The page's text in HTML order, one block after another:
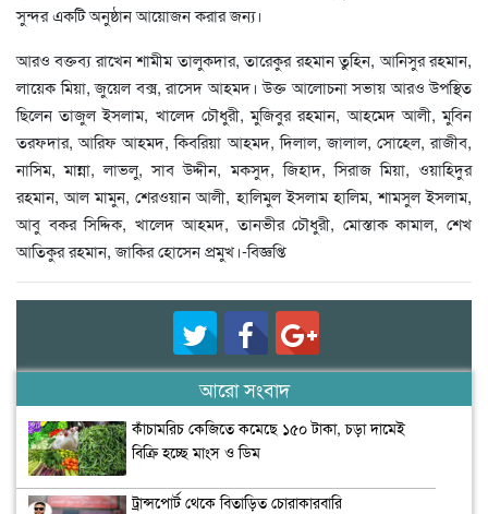
সুন্দর একটি অনুষ্ঠান আয়োজন করার জন্য।
আরও বক্তব্য রাখেন শামীম তালুকদার, তারেকুর রহমান তুহিন, আনিসুর রহমান,
লায়েক মিয়া, জুয়েল বক্স, রাসেদ আহমদ। উক্ত আলোচনা সভায় আরও উপস্থিত
ছিলেন তাজুল ইসলাম, খালেদ চৌধুরী, মুজিবুর রহমান, আহমেদ আলী, মুবিন
তরফদার, আরিফ আহমদ, কিবরিয়া আহমদ, দিলাল, জালাল, সোহেল, রাজীব,
নাসিম, মান্না, লাভলু, সাব উদ্দীন, মকসুদ, জিহাদ, সিরাজ মিয়া, ওয়াহিদুর
রহমান, আল মামুন, শেরওয়ান আলী, হালিমুল ইসলাম হালিম, শামসুল ইসলাম,
আবু বকর সিদ্দিক, খালেদ আহমদ, তানভীর চৌধুরী, মোস্তাক কামাল, শেখ
আতিকুর রহমান, জাকির হোসেন প্রমুখ।-বিজ্ঞপ্তি
আরো সংবাদ
কাঁচামরিচ কেজিতে কমেছে ১৫০ টাকা, চড়া দামেই
বিক্রি হচ্ছে মাংস ও ডিম
ট্রান্সপোর্ট থেকে বিতাড়িত চোরাকারবারি